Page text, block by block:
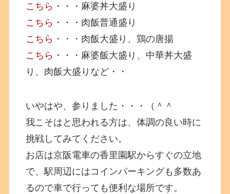
こちら ・・・麻婆丼大盛り
こちら ・・・肉飯普通盛り
こちら ・・・肉飯大盛り、鶏の唐揚
こちら ・・・麻婆飯大盛り、中華丼大盛
り、肉飯大盛りなど・・
いやはや、参りました・・・（＾＾
我こそはと思われる方は、体調の良い時に
挑戦してみてください。
お店は京阪電車の香里園駅からすぐの立地
で、駅周辺にはコインパーキングも多数あ
るので車で行っても便利な場所です。